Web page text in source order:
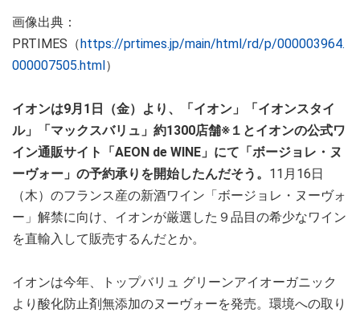
画像出典：
PRTIMES（ https://prtimes.jp/main/html/rd/p/000003964.
000007505.html ）
イオンは9月1日（金）より、「イオン」「イオンスタイ
ル」「マックスバリュ」約1300店舗※１とイオンの公式ワ
イン通販サイト「AEON de WINE」にて「ボージョレ・ヌ
ーヴォー」の予約承りを開始したんだそう。 11月16日
（木）のフランス産の新酒ワイン「ボージョレ・ヌーヴォ
ー」解禁に向け、イオンが厳選した９品目の希少なワイン
を直輸入して販売するんだとか。
イオンは今年、トップバリュ グリーンアイオーガニック
より酸化防止剤無添加のヌーヴォーを発売。環境への取り